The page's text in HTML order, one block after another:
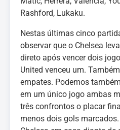
Rashford, Lukaku.
Nestas últimas cinco
observar que o Chelsea
direto após vencer dois
United venceu um.
empates. Podemos
em um único jogo ambas
três confrontos o placar
menos dois gols